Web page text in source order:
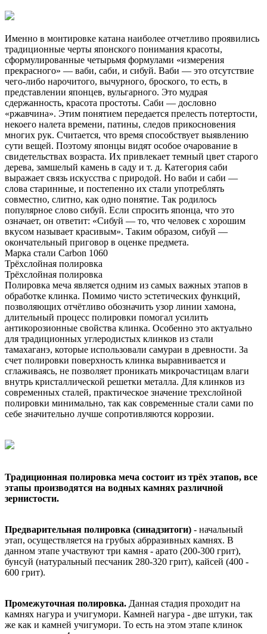
Именно в монтировке катана наиболее отчетливо проявились
традиционные черты японского понимания красоты,
сформулированные четырьмя формулами «измерения
прекрасного» — ваби, саби, и сибуй. Ваби — это отсутствие
чего-либо нарочитого, вычурного, броского, то есть, в
представлении японцев, вульгарного. Это мудрая
сдержанность, красота простоты. Саби — дословно
«ржавчина». Этим понятием передается прелесть потертости,
некоего налета времени, патины, следов прикосновения
многих рук. Считается, что время способствует выявлению
сути вещей. Поэтому японцы видят особое очарование в
свидетельствах возраста. Их привлекает темный цвет старого
дерева, замшелый камень в саду и т. д. Категория саби
выражает связь искусства с природой. Но ваби и саби —
слова старинные, и постепенно их стали употреблять
совместно, слитно, как одно понятие. Так родилось
популярное слово сибуй. Если спросить японца, что это
означает, он ответит: «Сибуй — то, что человек с хорошим
вкусом называет красивым». Таким образом, сибуй —
окончательный приговор в оценке предмета.
Марка стали Carbon 1060
Трёхслойная полировка
Трёхслойная полировка
Полировка меча является одним из самых важных этапов в
обработке клинка. Помимо чисто эстетических функций,
позволяющих отчётливо обозначить узор линии хамона,
длительный процесс полировки помогал усилить
антикорозионные свойства клинка. Особенно это актуально
для традиционных углеродистых клинков из стали
тамахаганэ, которые использовали самураи в древности. За
счет полировки поверхность клинка выравнивается и
сглаживаясь, не позволяет проникать микрочастицам влаги
внутрь кристаллической решетки металла. Для клинков из
современных сталей, практическое значение трехслойной
полировки минимально, так как современные стали сами по
себе значительно лучше сопротивляются коррозии.
Традиционная полировка меча состоит из трёх этапов, все
этапы производятся на водных камнях различной
зернистости.
Предварительная полировка (синадзитоги) - начальный
этап, осуществляется на грубых абрразивных камнях. В
данном этапе участвуют три камня - арато (200-300 грит),
бунсуй (натуральный песчаник 280-320 грит), кайсей (400 -
600 грит).
Промежуточная полировка. Данная стадия проходит на
камнях нагура и учигумори. Камней нагура - две штуки, так
же как и камней учигумори. То есть на этом этапе клинок